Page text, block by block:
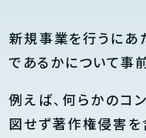
新規事業を行うにあ
であるかについて事
例えば、何らかのコ
図せず著作権侵害を